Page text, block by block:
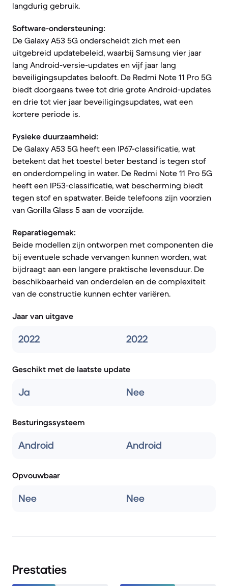
langdurig gebruik.
Software-ondersteuning:
De Galaxy A53 5G onderscheidt zich met een
uitgebreid updatebeleid, waarbij Samsung vier jaar
lang Android-versie-updates en vijf jaar lang
beveiligingsupdates belooft. De Redmi Note 11 Pro 5G
biedt doorgaans twee tot drie grote Android-updates
en drie tot vier jaar beveiligingsupdates, wat een
kortere periode is.
Fysieke duurzaamheid:
De Galaxy A53 5G heeft een IP67-classificatie, wat
betekent dat het toestel beter bestand is tegen stof
en onderdompeling in water. De Redmi Note 11 Pro 5G
heeft een IP53-classificatie, wat bescherming biedt
tegen stof en spatwater. Beide telefoons zijn voorzien
van Gorilla Glass 5 aan de voorzijde.
Reparatiegemak:
Beide modellen zijn ontworpen met componenten die
bij eventuele schade vervangen kunnen worden, wat
bijdraagt aan een langere praktische levensduur. De
beschikbaarheid van onderdelen en de complexiteit
van de constructie kunnen echter variëren.
Jaar van uitgave
2022 2022
Geschikt met de laatste update
Ja Nee
Besturingssysteem
Android Android
Opvouwbaar
Nee Nee
Prestaties